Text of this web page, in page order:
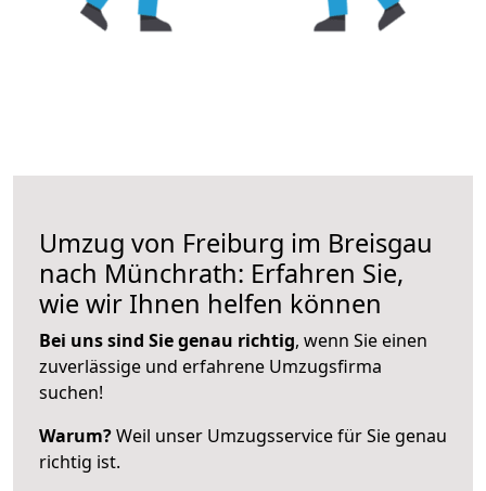
Umzug von Freiburg im Breisgau
nach Münchrath: Erfahren Sie,
wie wir Ihnen helfen können
Bei uns sind Sie genau richtig, wenn Sie einen
zuverlässige und erfahrene Umzugsfirma
suchen!
Warum?Weil unser Umzugsservice für Sie genau
richtig ist.